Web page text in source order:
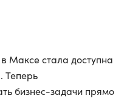
Максе стала доступна
Теперь
бизнес-задачи прямо